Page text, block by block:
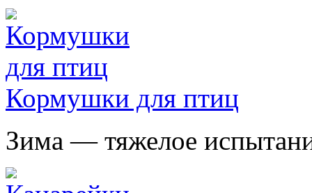
Кормушки для птиц
Зима — тяжелое